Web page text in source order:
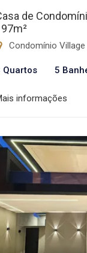
de
Condomínio
Quartos 5
informações